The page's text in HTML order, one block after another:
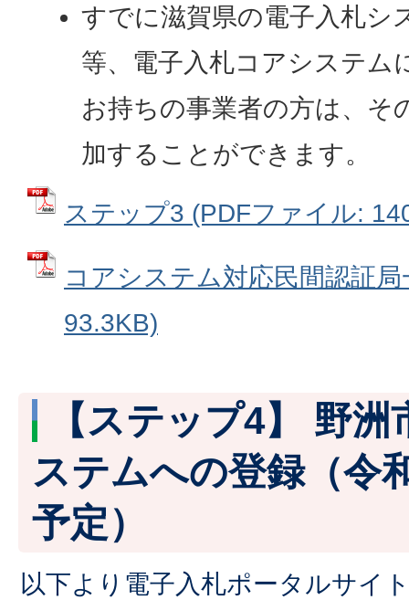
すでに滋賀県の電子入札シ
等、電子入札コアシステム
お持ちの事業者の方は、そ
加することができます。
ステップ3 (PDFファイル:
コアシステム対応民間認証
93.3KB)
【ステップ4】 野
ステムへの登録（令
予定）
以下より電子入札ポータルサイ